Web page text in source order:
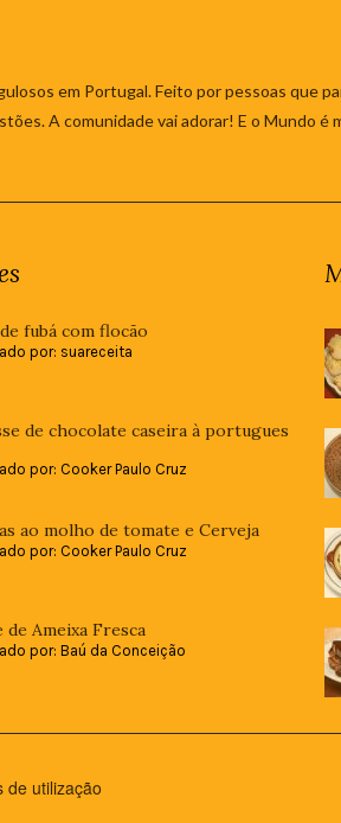
em Portugal. Feito por pessoas que
A comunidade vai adorar! E o Mundo é
fubá com flocão
por: suareceita
de chocolate caseira à portugues
por: Cooker Paulo Cruz
ao molho de tomate e Cerveja
por: Cooker Paulo Cruz
Ameixa Fresca
por: Baú da Conceição
de utilização